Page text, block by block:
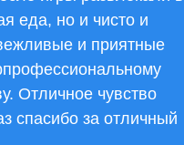
еда, но и чисто и
и приятные
Отличное чувство
спасибо за отличный